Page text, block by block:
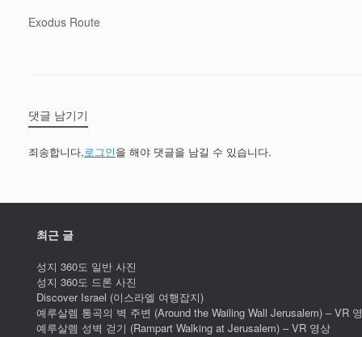
Exodus Route
댓글 남기기
죄송합니다,로그인을 해야 댓글을 남길 수 있습니다.
최근 글
성지 360도 일반 사진
성지 360도 드론 사진
Discover Israel (이스라엘 여행잡지)
예루살렘 통곡의 벽 주변 (Around the Wailing Wall Jerusalem) – VR
예루살렘 성벽 걷기 (Rampart Walking at Jerusalem) – VR 영상